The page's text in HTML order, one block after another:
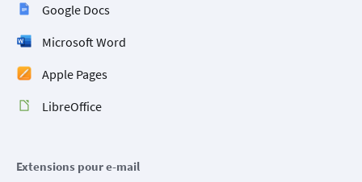
Google Docs
Microsoft Word
Apple Pages
LibreOffice
Extensions pour e-mail